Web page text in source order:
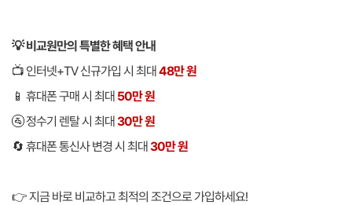
💡 비교원만의 특별한 혜택 안내
📺 인터넷+TV 신규가입 시 최대48만 원
📱 휴대폰 구매 시 최대 50만 원
🚰 정수기 렌탈 시 최대 30만 원
🔄 휴대폰 통신사 변경 시 최대 30만 원
👉 지금 바로 비교하고 최적의 조건으로 가입하세요!